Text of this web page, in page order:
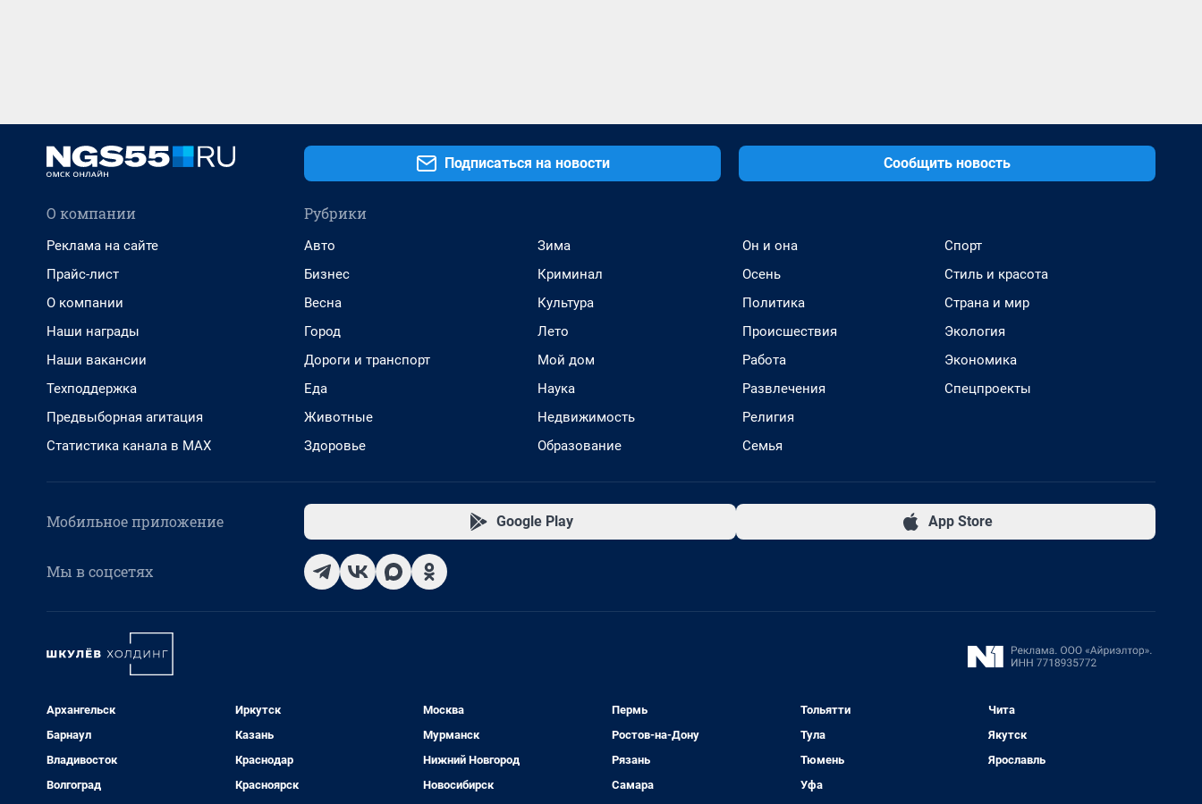
Подписаться на новости Сообщить новость
О компании
Реклама на сайте
Прайс-лист
О компании
Наши награды
Наши вакансии
Техподдержка
Предвыборная агитация
Статистика канала в MAX
Рубрики
Авто
Бизнес
Весна
Город
Дороги и транспорт
Еда
Животные
Здоровье
Зима
Криминал
Культура
Лето
Мой дом
Наука
Недвижимость
Образование
Он и она
Осень
Политика
Происшествия
Работа
Развлечения
Религия
Семья
Спорт
Стиль и красота
Страна и мир
Экология
Экономика
Спецпроекты
Мобильное приложение Google Play App Store
Мы в соцсетях
Архангельск
Барнаул
Владивосток
Волгоград
Иркутск
Казань
Краснодар
Красноярск
Москва
Мурманск
Нижний Новгород
Новосибирск
Пермь
Ростов-на-Дону
Рязань
Самара
Тольятти
Тула
Тюмень
Уфа
Чита
Якутск
Ярославль